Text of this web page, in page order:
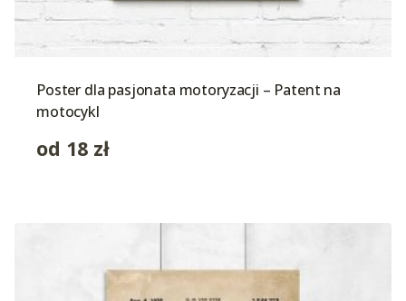
Poster dla pasjonata motoryzacji – Patent na
motocykl
od 18 zł